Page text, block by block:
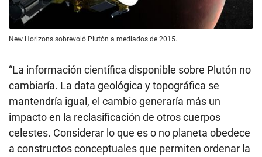
New Horizons sobrevoló Plutón a mediados de 2015.
“La información científica disponible sobre Plutón no
cambiaría. La data geológica y topográfica se
mantendría igual, el cambio generaría más un
impacto en la reclasificación de otros cuerpos
celestes. Considerar lo que es o no planeta obedece
a constructos conceptuales que permiten ordenar la